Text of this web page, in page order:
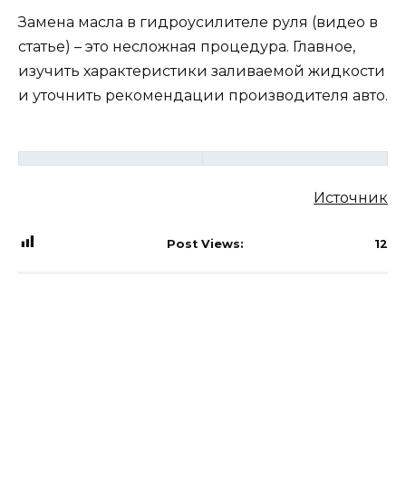
Замена масла в гидроусилителе руля (видео в
статье) – это несложная процедура. Главное,
изучить характеристики заливаемой жидкости
и уточнить рекомендации производителя авто.
Источник
Post Views: 12